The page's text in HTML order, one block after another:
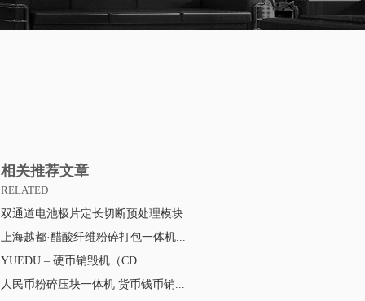
相关推荐文章
RELATED
双通道电池极片定长切断预处理模块
上海越都·醋酸纤维粉碎打包一体机...
YUEDU – 硬币销毁机（CD...
人民币粉碎压块一体机 货币钱币销...